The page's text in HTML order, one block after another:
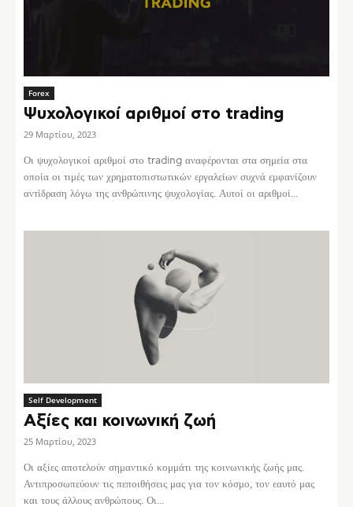
Forex
Ψυχολογικοί αριθμοί στο trading
29 Μαρτίου, 2023
Οι ψυχολογικοί αριθμοί στο trading αναφέρονται στα σημεία στα
οποία οι τιμές των χρηματοπιστωτικών εργαλείων συχνά εμφανίζουν
αντίδραση λόγω της ανθρώπινης ψυχολογίας. Αυτοί οι αριθμοί...
Self Development
Αξίες και κοινωνική ζωή
25 Μαρτίου, 2023
Οι αξίες αποτελούν σημαντικό κομμάτι της κοινωνικής ζωής μας.
Αντιπροσωπεύουν τις πεποιθήσεις μας για τον κόσμο, τον εαυτό μας
και τους άλλους ανθρώπους. Οι...